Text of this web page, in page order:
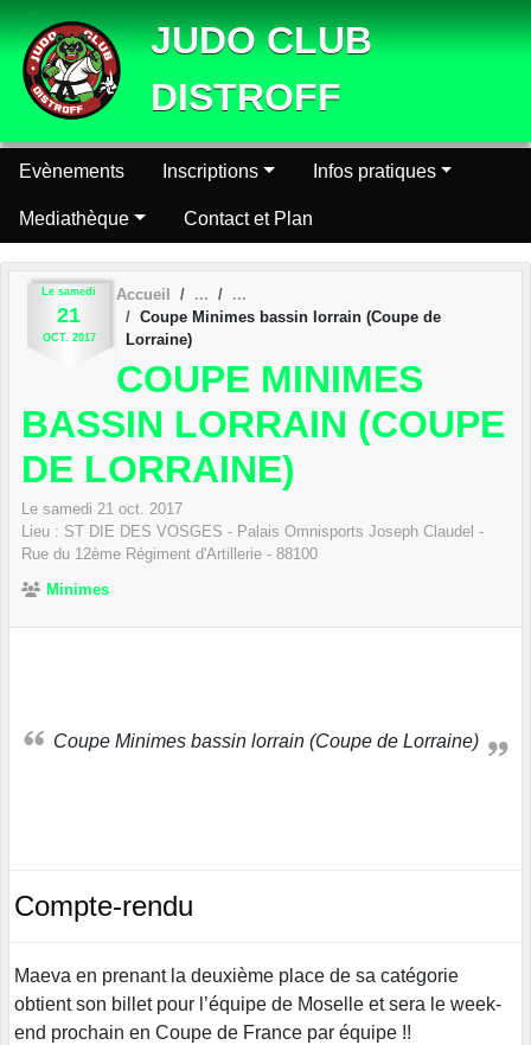
JUDO CLUB
DISTROFF
Evènements Inscriptions Infos pratiques
Mediathèque Contact et Plan
Le samedi
21
OCT. 2017
Accueil
Coupe Minimes bassin lorrain (Coupe de
Lorraine)
COUPE MINIMES
BASSIN LORRAIN (COUPE
DE LORRAINE)
Le samedi 21 oct. 2017
Lieu : ST DIE DES VOSGES - Palais Omnisports Joseph Claudel -
Rue du 12ème Régiment d'Artillerie - 88100
Minimes
Coupe Minimes bassin lorrain (Coupe de Lorraine)
Compte-rendu
Maeva en prenant la deuxième place de sa catégorie
obtient son billet pour l’équipe de Moselle et sera le week-
end prochain en Coupe de France par équipe !!
Panneau de gestion des cookies